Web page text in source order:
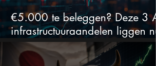
€5.000 te beleggen? Deze 3
infrastructuuraandelen liggen nu
in de uitverkoop